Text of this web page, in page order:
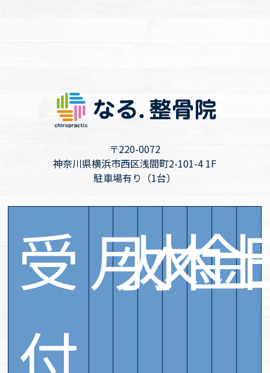
〒220-0072
神奈川県横浜市西区浅間町2-101-4 1F
駐車場有り（1台）
受 月
火
水
木
金